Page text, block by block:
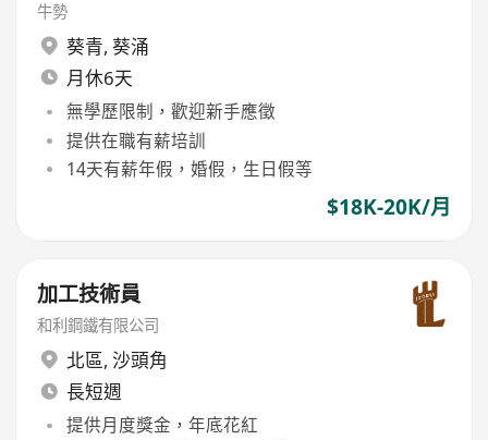
牛勢
葵青, 葵涌
月休6天
無學歷限制，歡迎新手應徵
提供在職有薪培訓
14天有薪年假，婚假，生日假等
$18K-20K/月
加工技術員
和利鋼鐵有限公司
北區, 沙頭角
長短週
提供月度獎金，年底花紅